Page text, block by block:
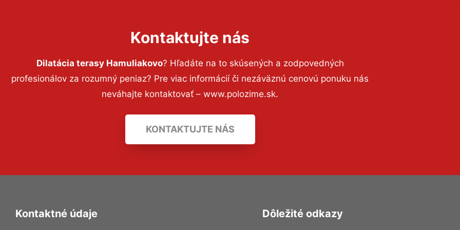
Kontaktujte nás
Dilatácia terasy Hamuliakovo? Hľadáte na to skúsených a zodpovedných
profesionálov za rozumný peniaz? Pre viac informácií či nezáväznú cenovú ponuku nás
neváhajte kontaktovať – www.polozime.sk.
KONTAKTUJTE NÁS
Kontaktné údaje Dôležité odkazy